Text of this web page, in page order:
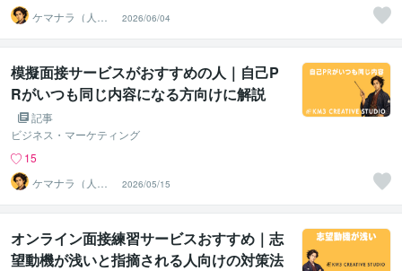
ケマナラ（人
事・採用コンサ
ルタント）
2026/06/04
模擬面接サービスがおすすめの人｜自己P
Rがいつも同じ内容になる方向けに解説
記事
ビジネス・マーケティング
15
ケマナラ（人
事・採用コンサ
ルタント）
2026/05/15
オンライン面接練習サービスおすすめ｜志
望動機が浅いと指摘される人向けの対策法